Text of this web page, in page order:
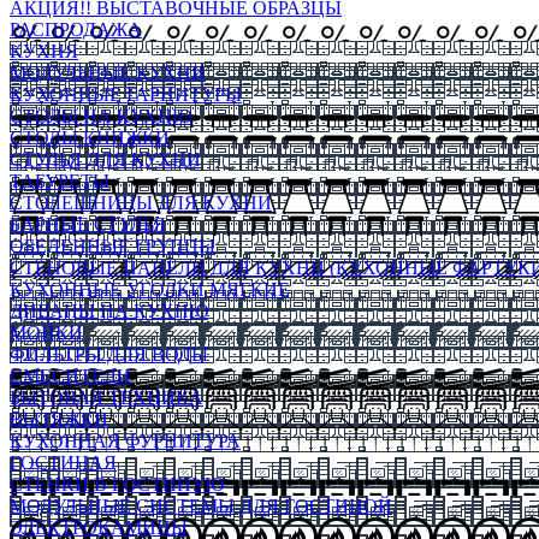
АКЦИЯ!! ВЫСТАВОЧНЫЕ ОБРАЗЦЫ
РАСПРОДАЖА
КУХНЯ
МОДУЛЬНЫЕ КУХНИ
КУХОННЫЕ ГАРНИТУРЫ
СТОЛЫ НА КУХНЮ
СТОЛЫ КНИЖКИ
СТУЛЬЯ ДЛЯ КУХНИ
ТАБУРЕТЫ
СТОЛЕШНИЦЫ ДЛЯ КУХНИ
БАРНЫЕ СТУЛЬЯ
ОБЕДЕННЫЕ ГРУППЫ
СТЕНОВЫЕ ПАНЕЛИ ДЛЯ КУХНИ (КУХОННЫЕ
КУХОННЫЕ УГОЛКИ МЯГКИЕ
ДИВАНЫ НА КУХНЮ
МОЙКИ
ФИЛЬТРЫ ДЛЯ ВОДЫ
СМЕСИТЕЛИ
БЫТОВАЯ ТЕХНИКА
ВЫТЯЖКИ
КУХОННАЯ ФУРНИТУРА
ГОСТИНАЯ
СТЕНКИ В ГОСТИНУЮ
МОДУЛЬНЫЕ СИСТЕМЫ ДЛЯ ГОСТИНОЙ
ЭЛЕКТРОКАМИНЫ